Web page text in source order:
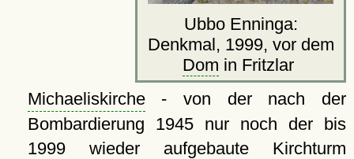
Ubbo Enninga:
Denkmal, 1999, vor dem
Dom in Fritzlar
Michaeliskirche- von der nach der
Bombardierung 1945 nur noch der bis
1999 wieder aufgebaute Kirchturm